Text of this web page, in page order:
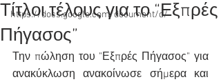
https://docs.google.com/document/d/
Τίτλοι τέλους για το “Εξπρές
Πήγασος”
Την πώληση του "Εξπρές Πήγασος" για
ανακύκλωση ανακοίνωσε σήμερα και